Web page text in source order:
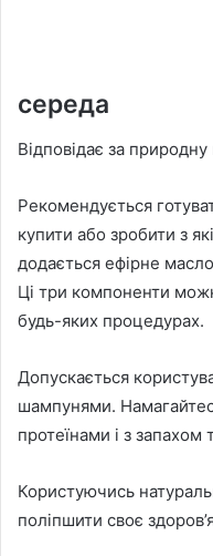
середа
Відповідає за природну
Рекомендується
купити або зробити з
додається ефірне
Ці три компоненти
будь-яких процедурах.
Допускається
шампунями.
протеїнами і з запахом
Користуючись
поліпшити своє